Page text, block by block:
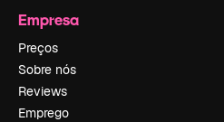
Empresa
Preços
Sobre nós
Reviews
Emprego